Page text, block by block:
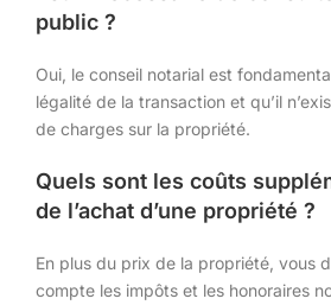
public ?
Oui, le conseil notarial est
légalité de la transaction et qu’il
de charges sur la propriété.
Quels sont les coûts
de l’achat d’une propriété ?
En plus du prix de la propriété, vous
compte les impôts et les honoraires